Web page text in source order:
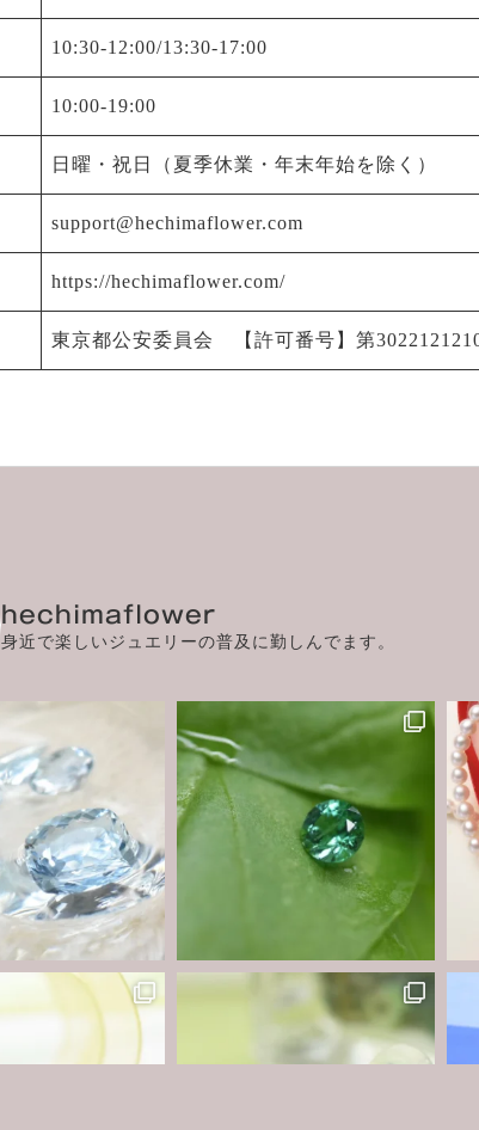
10:30-12:00/13:30-17:00
10:00-19:00
日曜・祝日（夏季休業・年末年始を除く）
support@hechimaflower.com
https://hechimaflower.com/
東京都公安委員会 【許可番号】第
hechimaflower
身近で楽しいジュエリーの普及に勤しんでます。